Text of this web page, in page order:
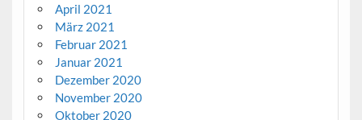
April 2021
März 2021
Februar 2021
Januar 2021
Dezember 2020
November 2020
Oktober 2020